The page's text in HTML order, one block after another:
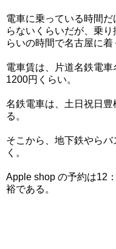
電車に乗っている時間
らないくらいだが、乗
らいの時間で名古屋に着
電車賃は、片道名鉄電車
1200円くらい。
名鉄電車は、土日祝日
る。
そこから、地下鉄やら
く。
Apple shop の予約は12
裕である。